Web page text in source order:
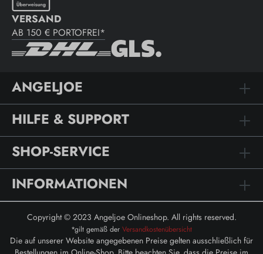
VERSAND
AB 150 € PORTOFREI*
ANGELJOE
HILFE & SUPPORT
SHOP-SERVICE
INFORMATIONEN
Copyright © 2023 Angeljoe Onlineshop. All rights reserved.
*gilt gemäß der Versandkostenübersicht
Die auf unserer Website angegebenen Preise gelten ausschließlich für